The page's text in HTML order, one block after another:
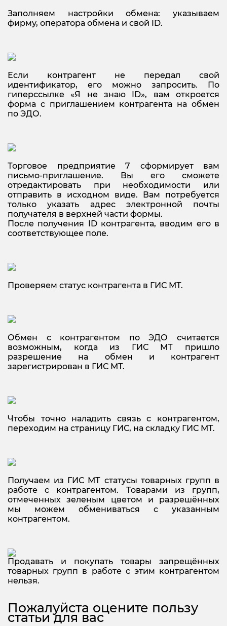
Заполняем настройки обмена: указываем
фирму, оператора обмена и свой ID.
Если контрагент не передал свой
идентификатор, его можно запросить. По
гиперссылке «Я не знаю ID», вам откроется
форма с приглашением контрагента на обмен
по ЭДО.
Торговое предприятие 7 сформирует вам
письмо-приглашение. Вы его сможете
отредактировать при необходимости или
отправить в исходном виде. Вам потребуется
только указать адрес электронной почты
получателя в верхней части формы.
После получения ID контрагента, вводим его в
соответствующее поле.
Проверяем статус контрагента в ГИС МТ.
Обмен с контрагентом по ЭДО считается
возможным, когда из ГИС МТ пришло
разрешение на обмен и контрагент
зарегистрирован в ГИС МТ.
Чтобы точно наладить связь с контрагентом,
переходим на страницу ГИС, на складку ГИС МТ.
Получаем из ГИС МТ статусы товарных групп в
работе с контрагентом. Товарами из групп,
отмеченных зеленым цветом и разрешённых
мы можем обмениваться с указанным
контрагентом.
Продавать и покупать товары запрещённых
товарных групп в работе с этим контрагентом
нельзя.
Пожалуйста оцените пользу
статьи для вас